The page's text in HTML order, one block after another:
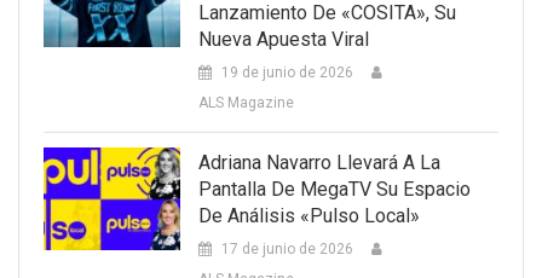
Lanzamiento De «COSITA», Su
Nueva Apuesta Viral
19 de junio de 2026
ALS Magazine
Adriana Navarro Llevará A La
Pantalla De MegaTV Su Espacio
De Análisis «Pulso Local»
17 de junio de 2026